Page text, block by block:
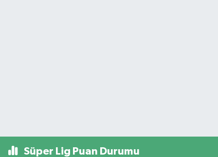
Süper Lig Puan Durumu